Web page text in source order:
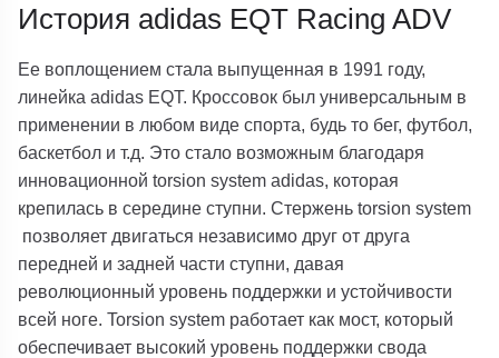
История adidas EQT Racing ADV
Ее воплощением стала выпущенная в 1991 году,
линейка adidas EQT. Кроссовок был универсальным в
применении в любом виде спорта, будь то бег, футбол,
баскетбол и т.д. Это стало возможным благодаря
инновационной torsion system adidas, которая
крепилась в середине ступни. Стержень torsion system
позволяет двигаться независимо друг от друга
передней и задней части ступни, давая
революционный уровень поддержки и устойчивости
всей ноге. Torsion system работает как мост, который
обеспечивает высокий уровень поддержки свода